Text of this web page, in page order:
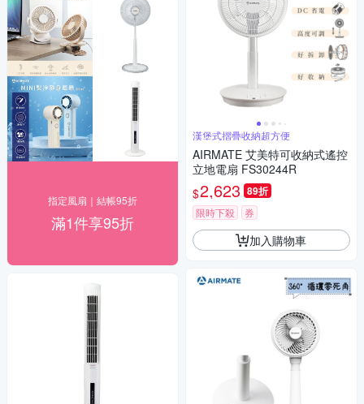
指定風扇｜結帳95折
滿1件享95折
漢堡式摺疊收納超方便
AIRMATE 艾美特可收納式遙控
立地電扇 FS30244R
$2,623 89折
限時下殺 券
加入購物車